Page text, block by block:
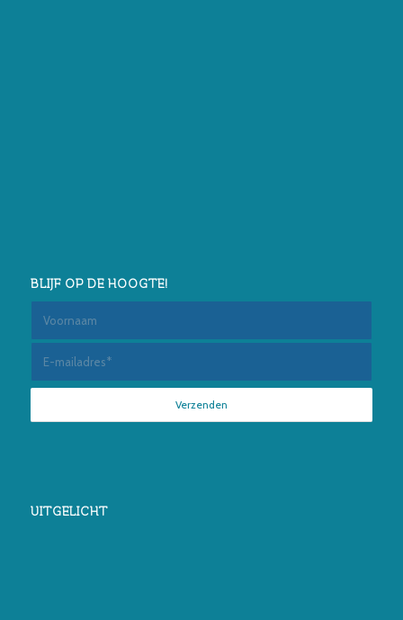
BLIJF OP DE HOOGTE!
UITGELICHT